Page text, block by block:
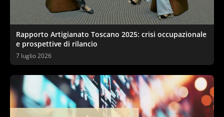
Rapporto Artigianato Toscano 2025: crisi occupazionale
e prospettive di rilancio
7 luglio 2026